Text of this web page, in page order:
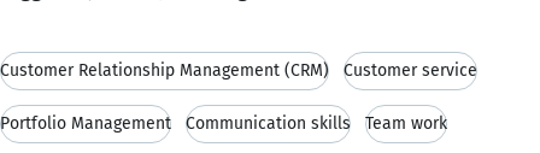
Customer Relationship Management (CRM) Customer service
Portfolio Management Communication skills Team work